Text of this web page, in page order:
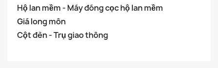
Hộ lan mềm - Máy đóng cọc hộ lan mềm
Giá long môn
Cột đèn - Trụ giao thông